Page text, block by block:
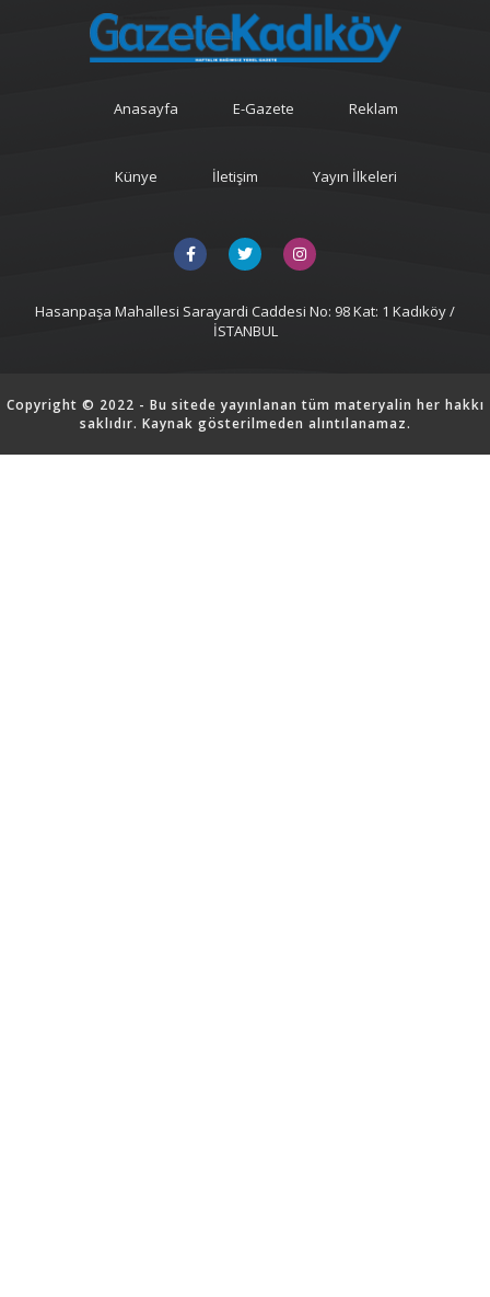
Anasayfa E-Gazete Reklam
Künye İletişim Yayın İlkeleri
Hasanpaşa Mahallesi Sarayardi Caddesi No: 98 Kat: 1 Kadıköy /
İSTANBUL
Copyright © 2022 - Bu sitede yayınlanan tüm materyalin her hakkı
saklıdır. Kaynak gösterilmeden alıntılanamaz.